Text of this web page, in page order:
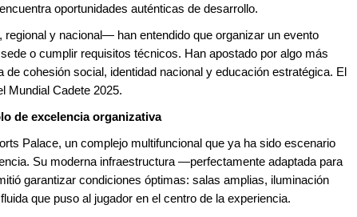
oportunidades auténticas de desarrollo.
y nacional— han entendido que organizar un evento
o cumplir requisitos técnicos. Han apostado por algo más
de cohesión social, identidad nacional y educación estratégica. El
Mundial Cadete 2025.
de excelencia organizativa
Palace, un complejo multifuncional que ya ha sido escenario
Su moderna infraestructura —perfectamente adaptada para
garantizar condiciones óptimas: salas amplias, iluminación
que puso al jugador en el centro de la experiencia.